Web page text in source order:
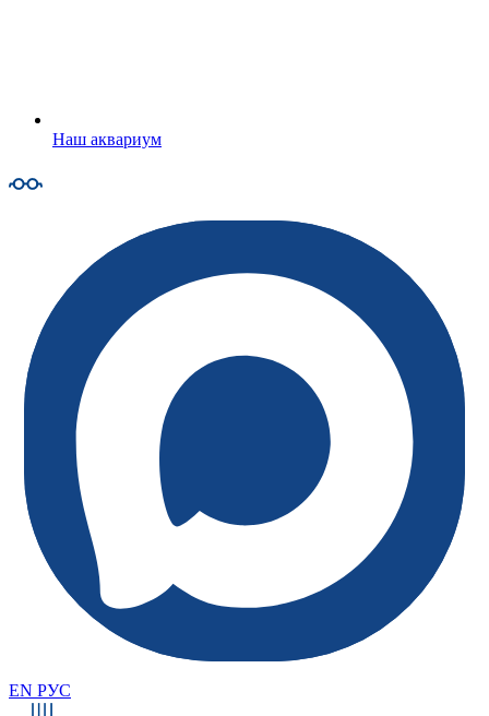
Наш аквариум
EN РУС